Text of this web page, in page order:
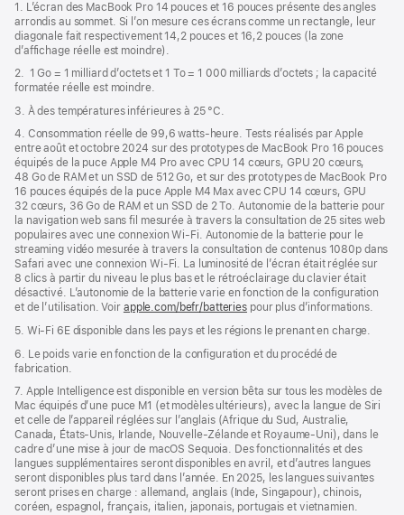
de
page
dans
une
nouvelle
1. L’écran des MacBook Pro 14 pouces et 16 pouces présente des angles
arrondis au sommet. Si l’on mesure ces écrans comme un rectangle, leur
diagonale fait respectivement 14,2 pouces et 16,2 pouces (la zone
d’affichage réelle est moindre).
2. 1 Go = 1 milliard d’octets et 1 To = 1 000 milliards d’octets ; la capacité
formatée réelle est moindre.
3. À des températures inférieures à 25 °C.
4. Consommation réelle de 99,6 watts‑heure. Tests réalisés par Apple
entre août et octobre 2024 sur des prototypes de MacBook Pro 16 pouces
équipés de la puce Apple M4 Pro avec CPU 14 cœurs, GPU 20 cœurs,
48 Go de RAM et un SSD de 512 Go, et sur des prototypes de MacBook Pro
16 pouces équipés de la puce Apple M4 Max avec CPU 14 cœurs, GPU
32 cœurs, 36 Go de RAM et un SSD de 2 To. Autonomie de la batterie pour
la navigation web sans fil mesurée à travers la consultation de 25 sites web
populaires avec une connexion Wi-Fi. Autonomie de la batterie pour le
streaming vidéo mesurée à travers la consultation de contenus 1080p dans
Safari avec une connexion Wi-Fi. La luminosité de l’écran était réglée sur
8 clics à partir du niveau le plus bas et le rétroéclairage du clavier était
désactivé. L’autonomie de la batterie varie en fonction de la configuration
et de l’utilisation. Voir apple.com/befr/batteries pour plus d’informations.
5. Wi-Fi 6E disponible dans les pays et les régions le prenant en charge.
6. Le poids varie en fonction de la configuration et du procédé de
fabrication.
7. Apple Intelligence est disponible en version bêta sur tous les modèles de
Mac équipés d’une puce M1 (et modèles ultérieurs), avec la langue de Siri
et celle de l’appareil réglées sur l’anglais (Afrique du Sud, Australie,
Canada, États-Unis, Irlande, Nouvelle-Zélande et Royaume-Uni), dans le
cadre d’une mise à jour de macOS Sequoia. Des fonctionnalités et des
langues supplémentaires seront disponibles en avril, et d’autres langues
seront disponibles plus tard dans l’année. En 2025, les langues suivantes
seront prises en charge : allemand, anglais (Inde, Singapour), chinois,
coréen, espagnol, français, italien, japonais, portugais et vietnamien.